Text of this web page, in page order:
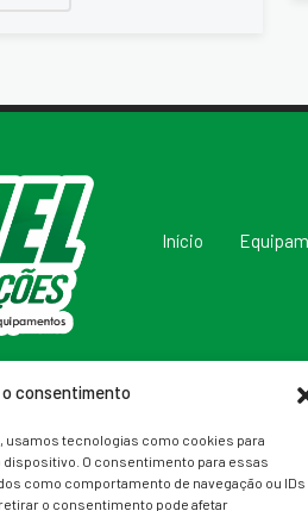
consentimento
tecnologias como cookies para
O consentimento para essas
como comportamento de navegação ou IDs
o consentimento pode afetar
Início
Telefone
(79) 99988-9153